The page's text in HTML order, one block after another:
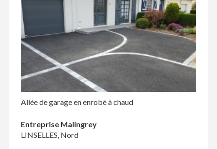
Allée de garage en enrobé à chaud
Entreprise Malingrey
LINSELLES, Nord